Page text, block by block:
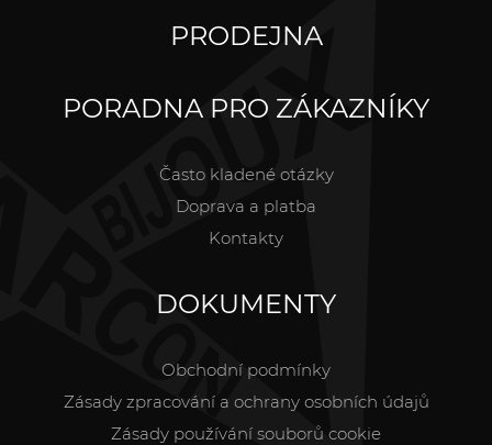
PRODEJNA
PORADNA PRO ZÁKAZNÍKY
Často kladené otázky
Doprava a platba
Kontakty
DOKUMENTY
Obchodní podmínky
Zásady zpracování a ochrany osobních údajů
Zásady používání souborů cookie